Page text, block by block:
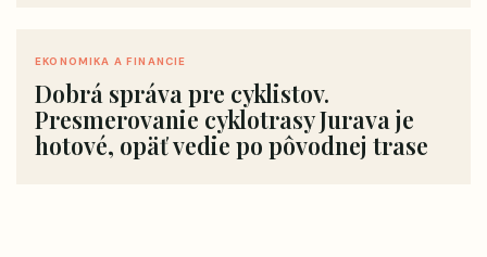
EKONOMIKA A FINANCIE
Dobrá správa pre cyklistov.
Presmerovanie cyklotrasy Jurava je
hotové, opäť vedie po pôvodnej trase